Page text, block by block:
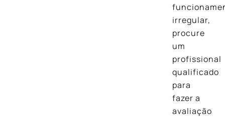
irregular,
procure
um
profissional
qualificado
para
fazer a
avaliação